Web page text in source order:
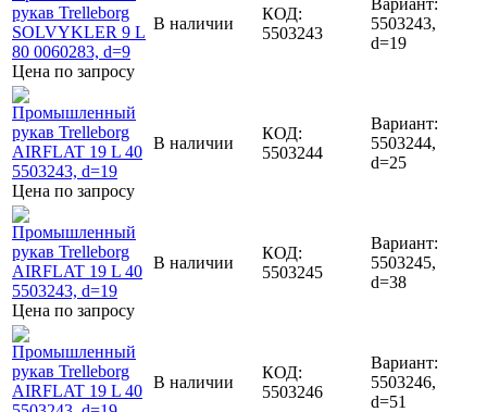
Цена по запросу
В наличии
КОД:
5503243
5503243,
d=19
Цена по запросу
В наличии
КОД:
5503244
Вариант:
5503244,
d=25
Цена по запросу
В наличии
КОД:
5503245
Вариант:
5503245,
d=38
В наличии
КОД:
5503246
Вариант:
5503246,
d=51